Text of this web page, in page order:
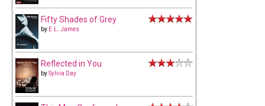
Fifty Shades of Grey
by E.L. James
Reflected in You
bySylvia Day